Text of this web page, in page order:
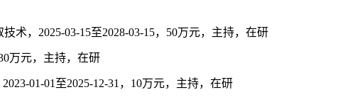
术，2025-03-15至2028-03-15，50万元，主持，在研
万元，主持，在研
01-01至2025-12-31，10万元，主持，在研